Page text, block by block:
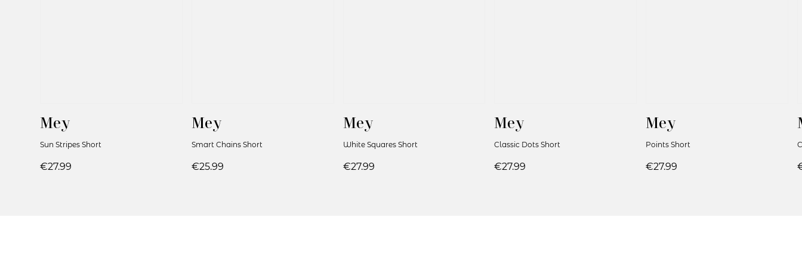
Mey
Sun Stripes Short
€27.99
Mey
Smart Chains Short
€25.99
Mey
White Squares Short
€27.99
Mey
Classic Dots Short
€27.99
Mey
Points Short
€27.99